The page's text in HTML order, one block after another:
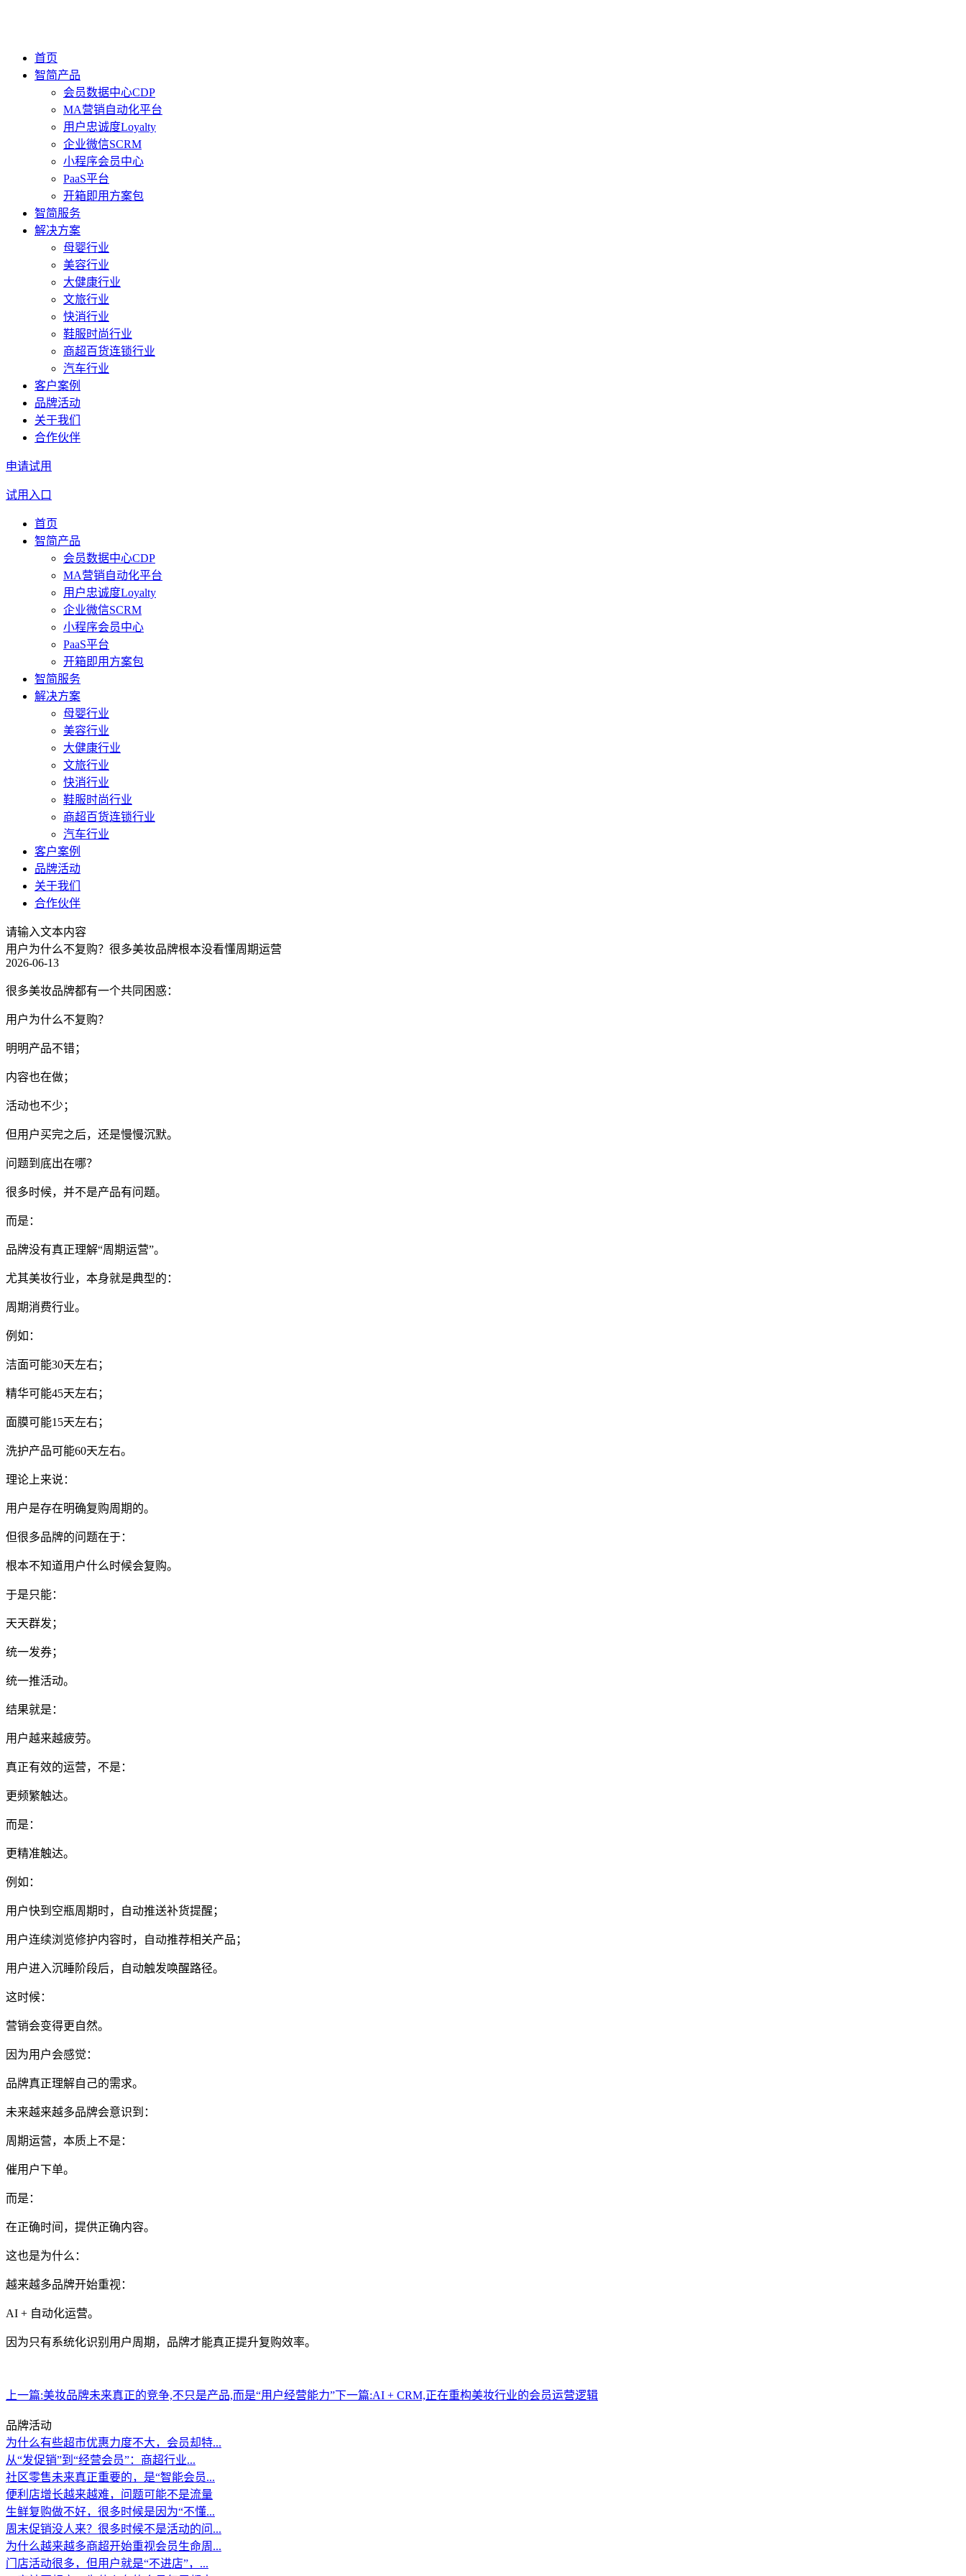
首页
智简产品
会员数据中心CDP
MA营销自动化平台
用户忠诚度Loyalty
企业微信SCRM
小程序会员中心
PaaS平台
开箱即用方案包
智简服务
解决方案
母婴行业
美容行业
大健康行业
文旅行业
快消行业
鞋服时尚行业
商超百货连锁行业
汽车行业
客户案例
品牌活动
关于我们
合作伙伴
申请试用
试用入口
首页
智简产品
会员数据中心CDP
MA营销自动化平台
用户忠诚度Loyalty
企业微信SCRM
小程序会员中心
PaaS平台
开箱即用方案包
智简服务
解决方案
母婴行业
美容行业
大健康行业
文旅行业
快消行业
鞋服时尚行业
商超百货连锁行业
汽车行业
客户案例
品牌活动
关于我们
合作伙伴
请输入文本内容
用户为什么不复购？很多美妆品牌根本没看懂周期运营
2026-06-13
很多美妆品牌都有一个共同困惑：
用户为什么不复购？
明明产品不错；
内容也在做；
活动也不少；
但用户买完之后，还是慢慢沉默。
问题到底出在哪？
很多时候，并不是产品有问题。
而是：
品牌没有真正理解“周期运营”。
尤其美妆行业，本身就是典型的：
周期消费行业。
例如：
洁面可能30天左右；
精华可能45天左右；
面膜可能15天左右；
洗护产品可能60天左右。
理论上来说：
用户是存在明确复购周期的。
但很多品牌的问题在于：
根本不知道用户什么时候会复购。
于是只能：
天天群发；
统一发券；
统一推活动。
结果就是：
用户越来越疲劳。
真正有效的运营，不是：
更频繁触达。
而是：
更精准触达。
例如：
用户快到空瓶周期时，自动推送补货提醒；
用户连续浏览修护内容时，自动推荐相关产品；
用户进入沉睡阶段后，自动触发唤醒路径。
这时候：
营销会变得更自然。
因为用户会感觉：
品牌真正理解自己的需求。
未来越来越多品牌会意识到：
周期运营，本质上不是：
催用户下单。
而是：
在正确时间，提供正确内容。
这也是为什么：
越来越多品牌开始重视：
AI + 自动化运营。
因为只有系统化识别用户周期，品牌才能真正提升复购效率。
上一篇:美妆品牌未来真正的竞争,不只是产品,而是“用户经营能力”下一篇:AI + CRM,正在重构美妆行业的会员运营逻辑
品牌活动
为什么有些超市优惠力度不大，会员却特...
从“发促销”到“经营会员”：商超行业...
社区零售未来真正重要的，是“智能会员...
便利店增长越来越难，问题可能不是流量
生鲜复购做不好，很多时候是因为“不懂...
周末促销没人来？很多时候不是活动的问...
为什么越来越多商超开始重视会员生命周...
门店活动很多，但用户就是“不进店”，...